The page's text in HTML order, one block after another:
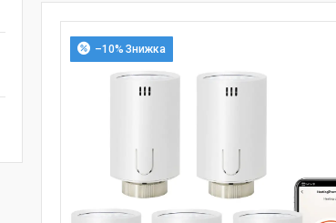
–10%